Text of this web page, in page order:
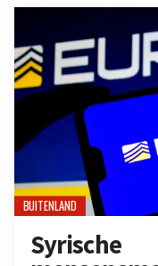
BUITENLAND
Syrische